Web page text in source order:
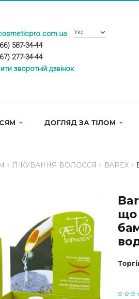
587-34-44
277-34-44
зворотній дзвінок
Укр
ДОГЛЯД ЗА ТІЛОМ
ЛІКУВАННЯ ВОЛОССЯ BAREX
що